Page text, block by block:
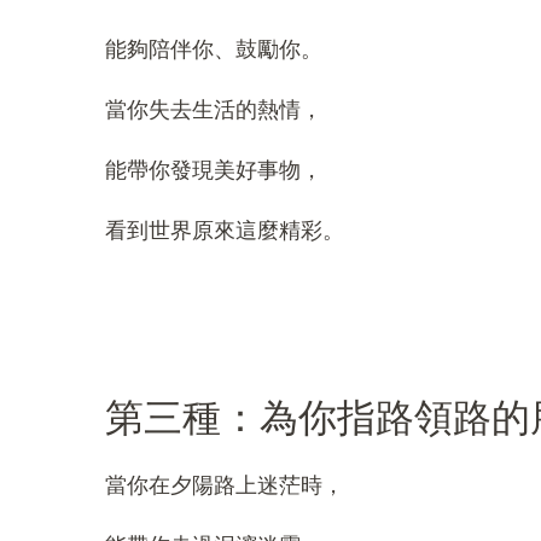
能夠陪伴你、鼓勵你。
當你失去生活的熱情，
能帶你發現美好事物，
看到世界原來這麼精彩。
第三種：為你指路領路的
當你在夕陽路上迷茫時，